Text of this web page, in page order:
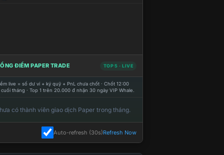
ĐIỂM PAPER TRADE TOP 5 · LIVE
live = số dư ví + ký quỹ + PnL chưa chốt · Chốt 12:00
tháng · Top 1 trên 20.000 đ nhận 30 ngày VIP Whale.
có thành viên giao dịch Paper trong tháng.
Auto-refresh (30s)Refresh Now